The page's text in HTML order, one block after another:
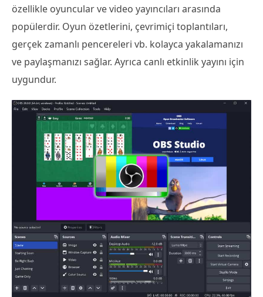
özellikle oyuncular ve video yayıncıları arasında
popülerdir. Oyun özetlerini, çevrimiçi toplantıları,
gerçek zamanlı pencereleri vb. kolayca yakalamanızı
ve paylaşmanızı sağlar. Ayrıca canlı etkinlik yayını için
uygundur.